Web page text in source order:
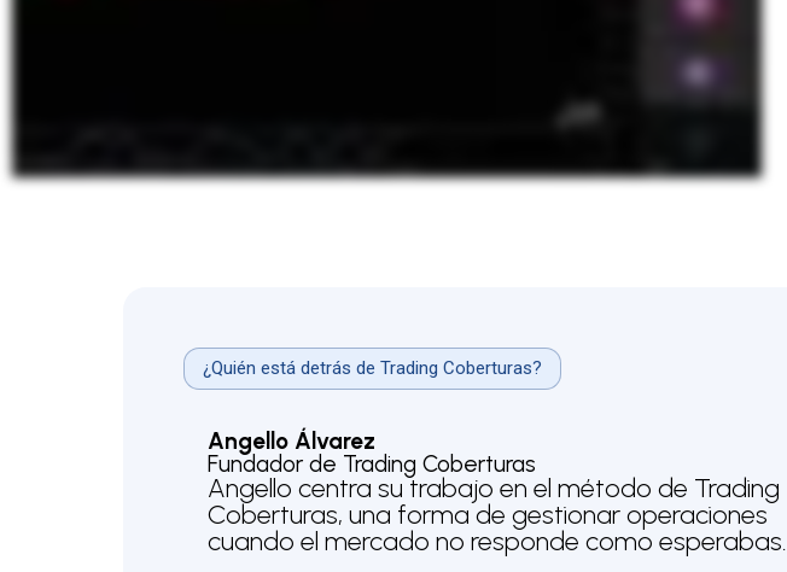
¿Quién está detrás de Trading Coberturas?
Angello Álvarez
Fundador de Trading Coberturas
Angello centra su trabajo en el método de Trading
Coberturas, una forma de gestionar operaciones
cuando el mercado no responde como esperabas.